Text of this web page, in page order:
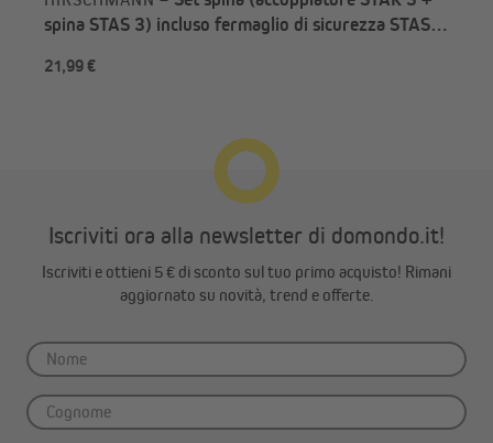
spina STAS 3) incluso fermaglio di sicurezza STASI
21,99 €
Iscriviti ora alla newsletter di domondo.it!
Iscriviti e ottieni 5 € di sconto sul tuo primo acquisto! Rimani
aggiornato su novità, trend e offerte.